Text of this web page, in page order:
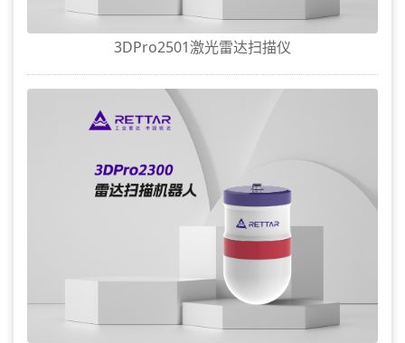
3DPro2501激光雷达扫描仪